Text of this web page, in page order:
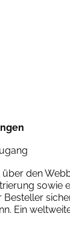
den
Ein